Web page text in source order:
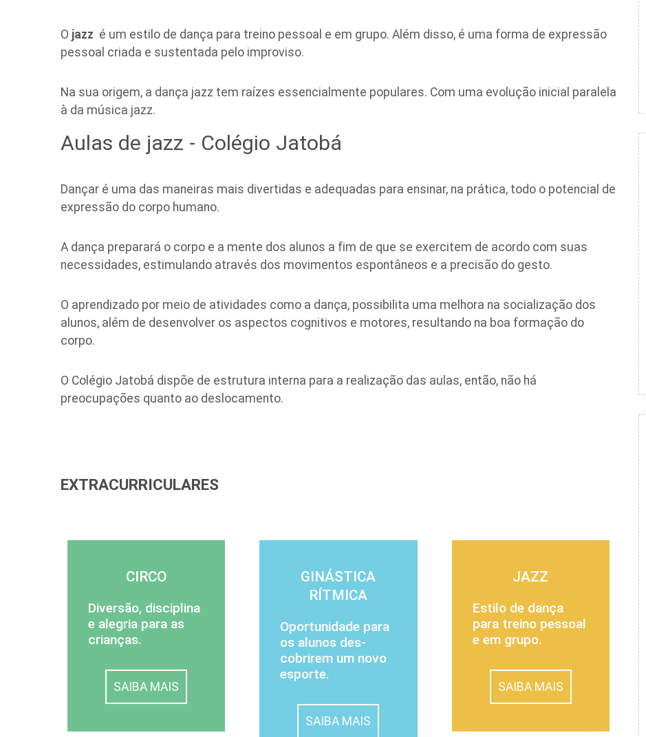
O jazz é um estilo de dança para treino pessoal e em grupo. Além disso, é uma forma de expressão
pessoal criada e sustentada pelo improviso.
Na sua origem, a dança jazz tem raízes essencialmente populares. Com uma evolução inicial paralela
à da música jazz.
Aulas de jazz - Colégio Jatobá
Dançar é uma das maneiras mais divertidas e adequadas para ensinar, na prática, todo o potencial de
expressão do corpo humano.
A dança preparará o corpo e a mente dos alunos a fim de que se exercitem de acordo com suas
necessidades, estimulando através dos movimentos espontâneos e a precisão do gesto.
O aprendizado por meio de atividades como a dança, possibilita uma melhora na socialização dos
alunos, além de desenvolver os aspectos cognitivos e motores, resultando na boa formação do
corpo.
O Colégio Jatobá dispõe de estrutura interna para a realização das aulas, então, não há
preocupações quanto ao deslocamento.
EXTRACURRICULARES
CIRCO
Diversão, disciplina
e alegria para as
crianças.
SAIBA MAIS
GINÁSTICA
RÍTMICA
Oportunidade para
os alunos des­
cobrirem um novo
esporte.
SAIBA MAIS
JAZZ
Estilo de dança
para treino pes­soal
e em grupo.
SAIBA MAIS